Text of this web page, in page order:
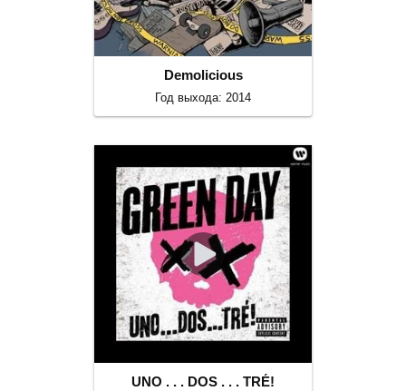
Demolicious
Год выхода: 2014
UNO . . . DOS . . . TRÉ!